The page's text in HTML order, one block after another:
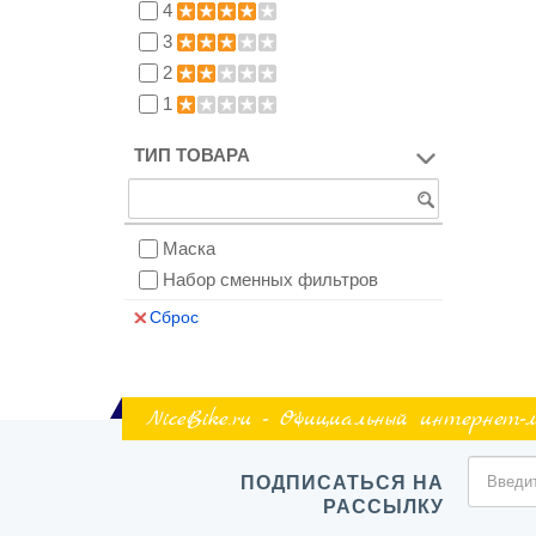
4
3
2
1
ТИП ТОВАРА
Маска
Набор сменных фильтров
Сброс
NiceBike.ru - Официальный интернет-
ПОДПИСАТЬСЯ НА
РАССЫЛКУ